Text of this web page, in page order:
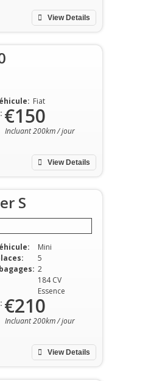
View Details
Fiat
View Details
€150
Incluant 200km / jour
S
Mini
5
2
184 CV
Essence
View Details
€210
Incluant 200km / jour